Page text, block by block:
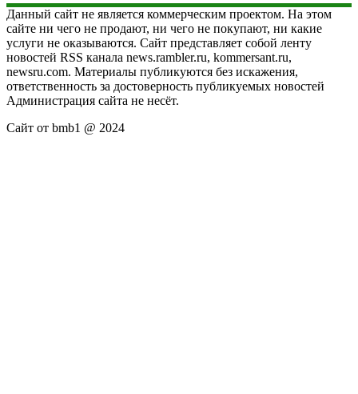
Данный сайт не является коммерческим проектом. На этом
сайте ни чего не продают, ни чего не покупают, ни какие
услуги не оказываются. Сайт представляет собой ленту
новостей RSS канала news.rambler.ru, kommersant.ru,
newsru.com. Материалы публикуются без искажения,
ответственность за достоверность публикуемых новостей
Администрация сайта не несёт.
Сайт от bmb1 @ 2024